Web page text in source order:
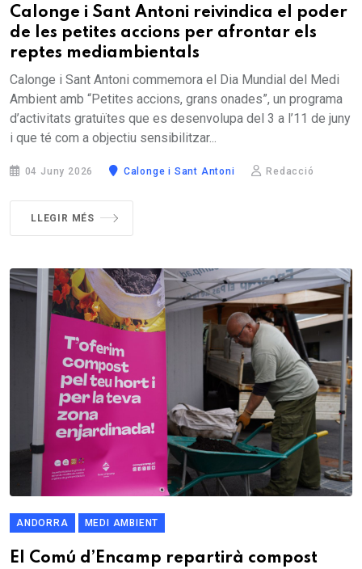
Calonge i Sant Antoni reivindica el poder
de les petites accions per afrontar els
reptes mediambientals
Calonge i Sant Antoni commemora el Dia Mundial del Medi
Ambient amb “Petites accions, grans onades”, un programa
d’activitats gratuïtes que es desenvolupa del 3 a l’11 de juny
i que té com a objectiu sensibilitzar...
04 Juny 2026 Calonge i Sant Antoni Redacció
LLEGIR MÉS
ANDORRA MEDI AMBIENT
El Comú d’Encamp repartirà compost